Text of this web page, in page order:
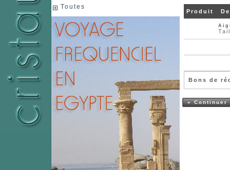
Toutes
Produit
Bons de
« Continuer